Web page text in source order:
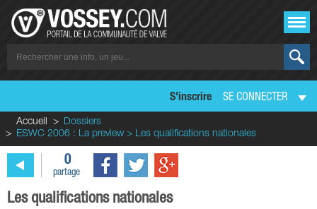
S'inscrire SE CONNECTER
Accueil
Dossiers
ESWC 2006 : La preview > Les qualifications nationales
0
partage
Les qualifications nationales